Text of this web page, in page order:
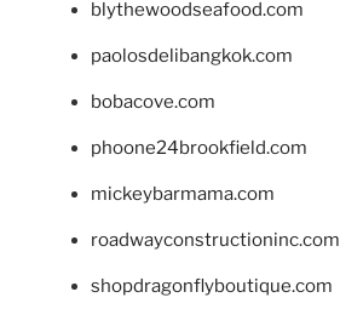
blythewoodseafood.com
paolosdelibangkok.com
bobacove.com
phoone24brookfield.com
mickeybarmama.com
roadwayconstructioninc.com
shopdragonflyboutique.com